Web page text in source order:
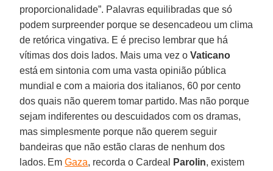
proporcionalidade”. Palavras equilibradas que só
podem surpreender porque se desencadeou um clima
de retórica vingativa. E é preciso lembrar que há
vítimas dos dois lados. Mais uma vez oVaticano
está em sintonia com uma vasta opinião pública
mundial e com a maioria dos italianos, 60 por cento
dos quais não querem tomar partido. Mas não porque
sejam indiferentes ou descuidados com os dramas,
mas simplesmente porque não querem seguir
bandeiras que não estão claras de nenhum dos
lados. EmGaza, recorda o Cardeal Parolin, existem